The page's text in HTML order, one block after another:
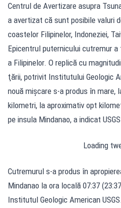
Centrul de Avertizare asupra
a avertizat că sunt posibile valuri
coastelor Filipinelor, Indoneziei,
Epicentrul puternicului cutremur
a Filipinelor. O replică cu
ţării, potrivit Institutului Geologic
nouă mişcare s-a produs în mare,
kilometri, la aproximativ opt
pe insula Mindanao, a indicat
Loading
Cutremurul s-a produs în
Mindanao la ora locală 07:37
Institutul Geologic American